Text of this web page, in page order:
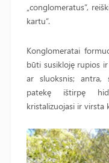
„conglomeratus“,
kartu“.
Konglomeratai
būti susikloję rupios
ar sluoksnis; antra,
patekę ištirpę
kristalizuojasi ir virsta